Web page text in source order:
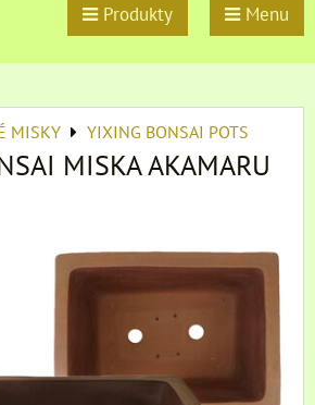
Produkty Menu
MISKY YIXING BONSAI POTS
MISKA AKAMARU